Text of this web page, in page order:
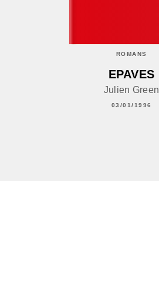
ROMANS
EPAVES
Julien Green
03/01/1996